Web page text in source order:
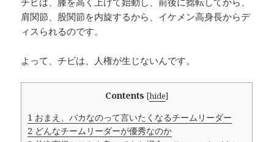
肩関節、股関節を内旋するから、イケメン高身長からデ
ィスられるのです。
よって、チビは、人権が生じないんです。
Contents [hide]
1 おまえ、バカなのって言いたくなるチームリーダー
2 どんなチームリーダーが優秀なのか